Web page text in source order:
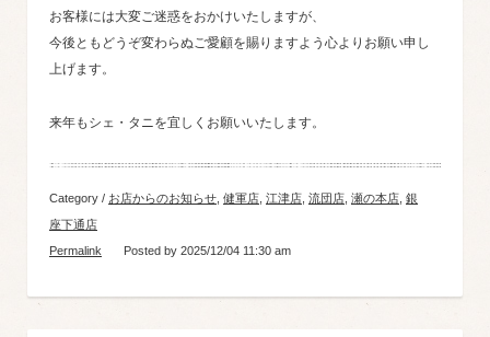
お客様には大変ご迷惑をおかけいたしますが、
今後ともどうぞ変わらぬご愛顧を賜りますよう心よりお願い申し
上げます。
来年もシェ・タニを宜しくお願いいたします。
Category / お店からのお知らせ 健軍店 江津店 流団店 瀬の本店 銀
座下通店
Permalink
Posted by 2025/12/04 11:30 am